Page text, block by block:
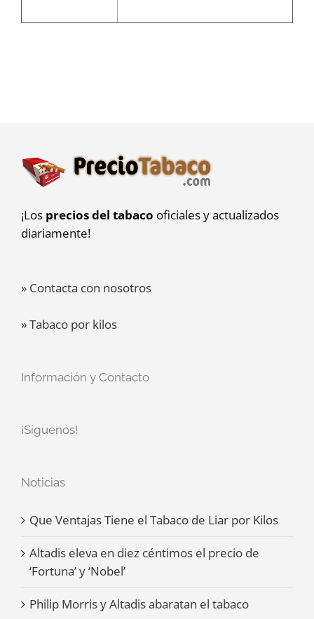
¡Los precios del tabaco oficiales y actualizados
diariamente!
» Contacta con nosotros
» Tabaco por kilos
Información y Contacto
¡Síguenos!
Noticias
Que Ventajas Tiene el Tabaco de Liar por Kilos
Altadis eleva en diez céntimos el precio de
‘Fortuna’ y ‘Nobel’
Philip Morris y Altadis abaratan el tabaco